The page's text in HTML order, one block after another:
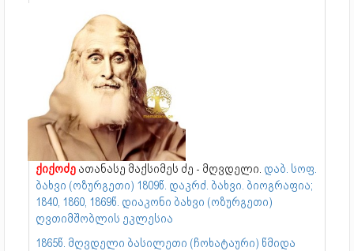
ქიქოძე ათანასე მაქსიმეს ძე - მღვდელი. დაბ. სოფ.
ბახვი (ოზურგეთი) 1809წ. დაკრძ. ბახვი. ბიოგრაფია;
1840, 1860, 1869წ. დიაკონი ბახვი (ოზურგეთი)
ღვთიმშობლის ეკლესია
1865წ. მღვდელი ბასილეთი (ჩოხატაური) წმიდა